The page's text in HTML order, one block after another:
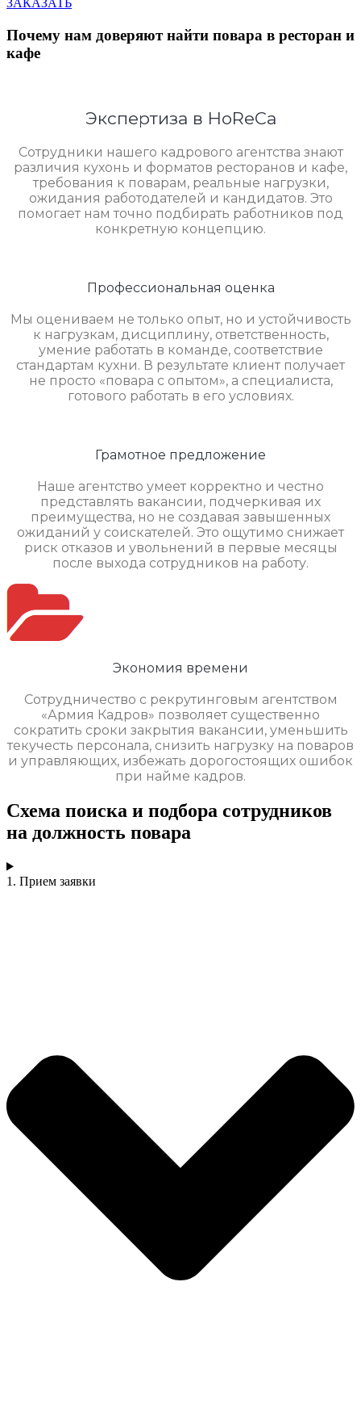
ЗАКАЗАТЬ
Почему нам доверяют найти повара в ресторан и
кафе
Экспертиза в HoReCa
Сотрудники нашего кадрового агентства знают
различия кухонь и форматов ресторанов и кафе,
требования к поварам, реальные нагрузки,
ожидания работодателей и кандидатов. Это
помогает нам точно подбирать работников под
конкретную концепцию.
Профессиональная оценка
Мы оцениваем не только опыт, но и устойчивость
к нагрузкам, дисциплину, ответственность,
умение работать в команде, соответствие
стандартам кухни. В результате клиент получает
не просто «повара с опытом», а специалиста,
готового работать в его условиях.
Грамотное предложение
Наше агентство умеет корректно и честно
представлять вакансии, подчеркивая их
преимущества, но не создавая завышенных
ожиданий у соискателей. Это ощутимо снижает
риск отказов и увольнений в первые месяцы
после выхода сотрудников на работу.
Экономия времени
Сотрудничество с рекрутинговым агентством
«Армия Кадров» позволяет существенно
сократить сроки закрытия вакансии, уменьшить
текучесть персонала, снизить нагрузку на поваров
и управляющих, избежать дорогостоящих ошибок
при найме кадров.
Схема поиска и подбора сотрудников
на должность повара
1. Прием заявки